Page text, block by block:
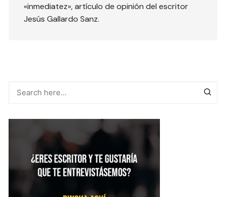
«inmediatez», artículo de opinión del escritor
Jesús Gallardo Sanz.